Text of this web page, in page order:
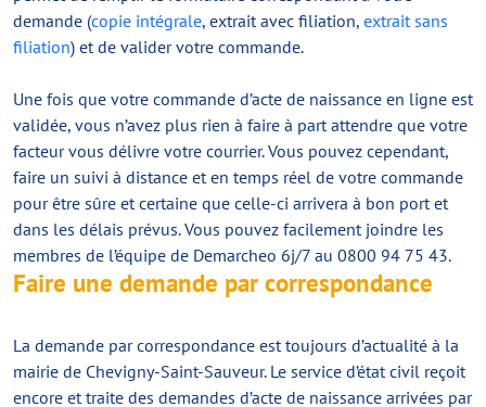
demande (copie intégrale, extrait avec filiation, extrait sans
filiation) et de valider votre commande.
Une fois que votre commande d’acte de naissance en ligne est
validée, vous n’avez plus rien à faire à part attendre que votre
facteur vous délivre votre courrier. Vous pouvez cependant,
faire un suivi à distance et en temps réel de votre commande
pour être sûre et certaine que celle-ci arrivera à bon port et
dans les délais prévus. Vous pouvez facilement joindre les
membres de l’équipe de Demarcheo 6j/7 au 0800 94 75 43.
Faire une demande par correspondance
La demande par correspondance est toujours d’actualité à la
mairie de Chevigny-Saint-Sauveur. Le service d’état civil reçoit
encore et traite des demandes d’acte de naissance arrivées par